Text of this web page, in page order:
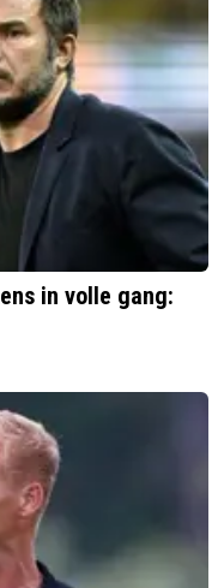
in volle gang: